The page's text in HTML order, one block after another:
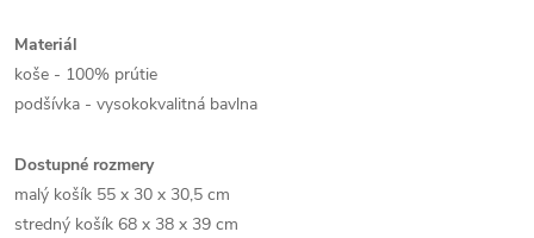
Materiál
koše - 100% prútie
podšívka - vysokokvalitná bavlna
Dostupné rozmery
malý košík 55 x 30 x 30,5 cm
stredný košík 68 x 38 x 39 cm